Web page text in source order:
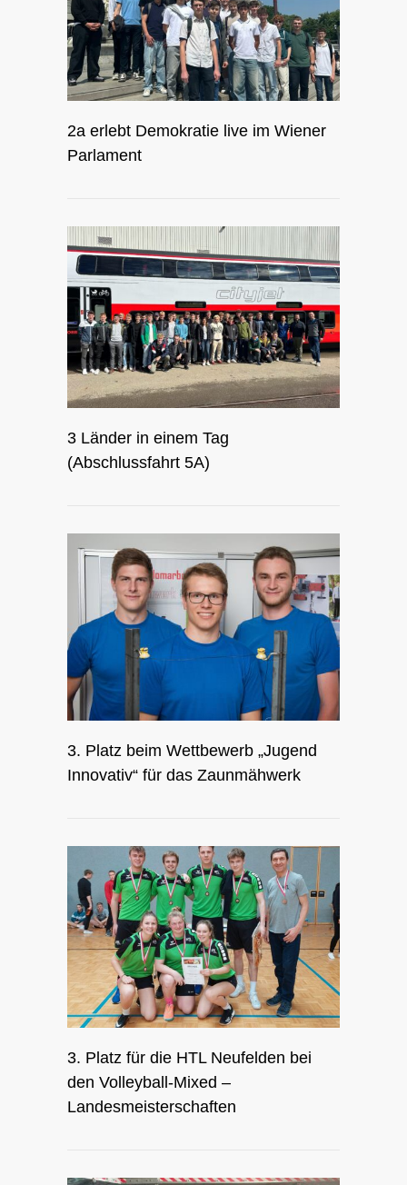
2a erlebt Demokratie live im Wiener
Parlament
3 Länder in einem Tag
(Abschlussfahrt 5A)
3. Platz beim Wettbewerb „Jugend
Innovativ“ für das Zaunmähwerk
3. Platz für die HTL Neufelden bei
den Volleyball-Mixed –
Landesmeisterschaften